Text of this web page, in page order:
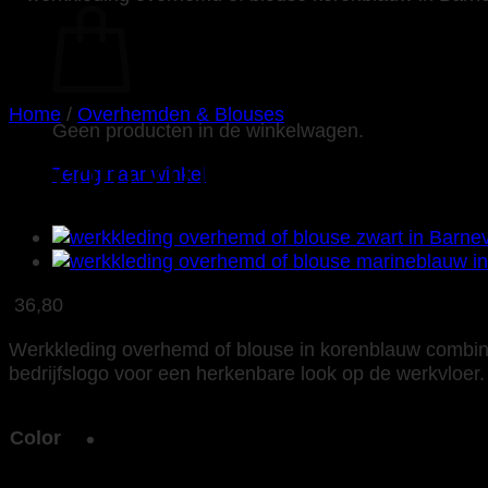
Geen producten in de winkelwagen.
Terug naar winkel
Home / Overhemden & Blouses
Tricorp 701003
36,80
Werkkleding overhemd of blouse in korenblauw
bedrijfslogo voor een herkenbare look op de
Color